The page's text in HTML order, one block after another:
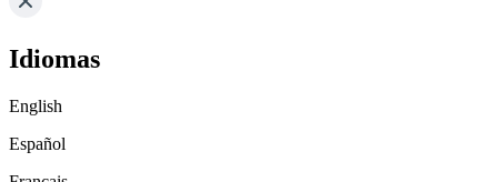
Idiomas
English
Español